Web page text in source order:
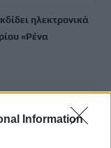
Information
ηλεκτρονικά
Μητσοτάκη